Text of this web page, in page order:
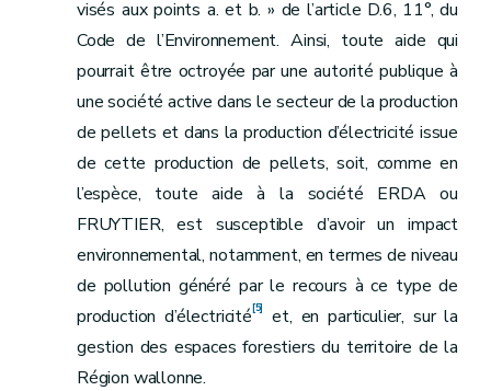
visés aux points a. et b. » de l’article D.6, 11°, du
Code de l’Environnement. Ainsi, toute aide qui
pourrait être octroyée par une autorité publique à
une société active dans le secteur de la production
de pellets et dans la production d’électricité issue
de cette production de pellets, soit, comme en
l’espèce, toute aide à la société ERDA ou
FRUYTIER, est susceptible d’avoir un impact
environnemental, notamment, en termes de niveau
de pollution généré par le recours à ce type de
production d’électricité[5]
et, en particulier, sur la
gestion des espaces forestiers du territoire de la
Région wallonne.